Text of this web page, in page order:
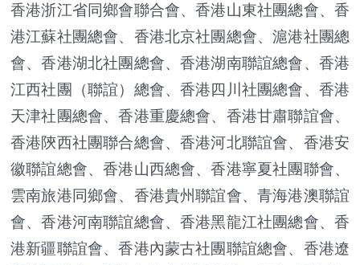
香港浙江省同鄉會聯合會、香港山東社團總會、香
港江蘇社團總會、香港北京社團總會、滬港社團總
會、香港湖北社團總會、香港湖南聯誼總會、香港
江西社團（聯誼）總會、香港四川社團總會、香港
天津社團總會、香港重慶總會、香港甘肅聯誼會、
香港陝西社團聯合總會、香港河北聯誼會、香港安
徽聯誼總會、香港山西總會、香港寧夏社團聯會、
雲南旅港同鄉會、香港貴州聯誼會、青海港澳聯誼
會、香港河南聯誼總會、香港黑龍江社團總會、香
港新疆聯誼會、香港內蒙古社團聯誼總會、香港遼